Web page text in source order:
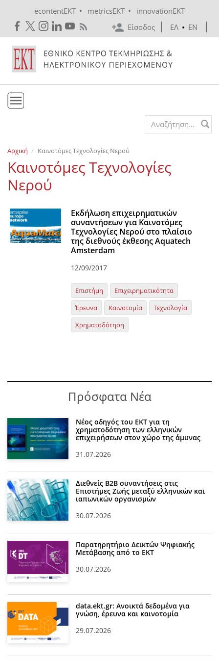
econtentEKT • metricsEKT •
innovationEKT
Είσοδος
ΕΛ • EN
Εκδόσεις
Ενημέρωση
Επικοινωνία
Search form
Αρχική Καινοτόμες Τεχνολογίες Νερού
Καινοτόμες Τεχνολογίες
Νερού
Εκδήλωση επιχειρηματικών
συναντήσεων για Καινοτόμες
Τεχνολογίες Νερού στο πλαίσιο
της διεθνούς έκθεσης Aquatech
Amsterdam
12/09/2017
Επιστήμη
Επιχειρηματικότητα
Έρευνα
Καινοτομία
Τεχνολογία
Χρηματοδότηση
Πρόσφατα Νέα
Νέος οδηγός του ΕΚΤ για τη
χρηματοδότηση των ελληνικών
επιχειρήσεων στον χώρο της άμυνας
31.07.2026
Διεθνείς Β2Β συναντήσεις στις
Επιστήμες Ζωής μεταξύ ελληνικών και
ιαπωνικών οργανισμών
30.07.2026
Παρατηρητήριο Δεικτών Ψηφιακής
Μετάβασης από το ΕΚΤ
30.07.2026
data.ekt.gr: Ανοικτά δεδομένα για
γνώση, έρευνα και καινοτομία
29.07.2026